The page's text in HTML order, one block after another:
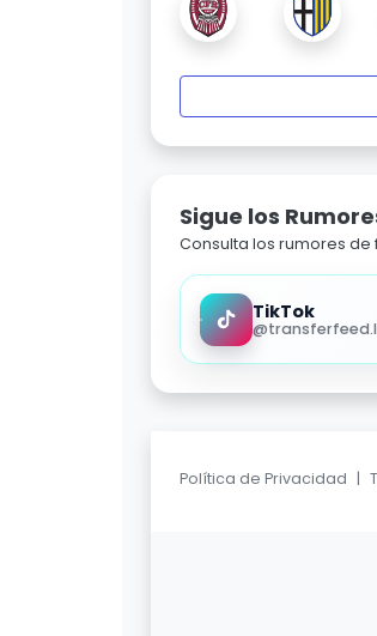
Sigue los
Consulta los rumores de
TikTok
Política de Privacidad |